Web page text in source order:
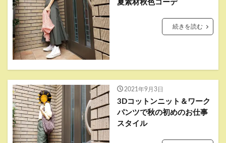
夏素材秋色コーデ
続きを読む
2021年9月3日
3Dコットンニット＆ワーク
パンツで秋の初めのお仕事
スタイル